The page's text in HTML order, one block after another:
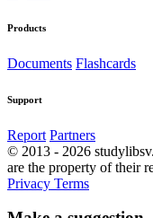
Products
Documents Flashcards
Support
Report Partners
© 2013 - 2026
are the property of their
Privacy Terms